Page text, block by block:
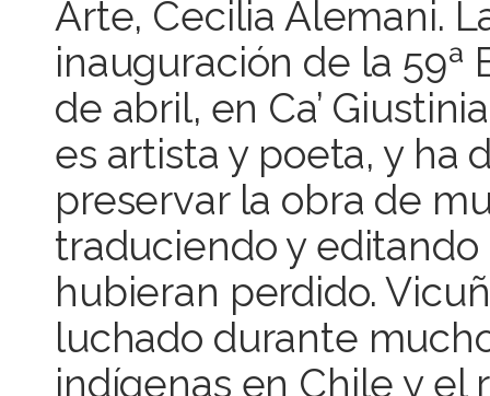
Arte, Cecilia Alemani.
inauguración de la 59ª
de abril, en Ca’
es artista y poeta, y ha
preservar la obra de
traduciendo y
hubieran perdido.
luchado durante
indígenas en Chile y el